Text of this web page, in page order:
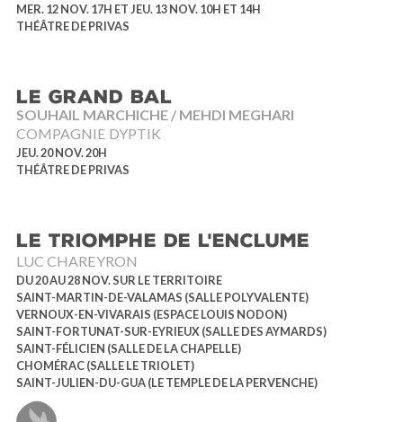
MER. 12 NOV. 17H ET JEU. 13 NOV. 10H ET 14H
THÉÂTRE DE PRIVAS
LE GRAND BAL
SOUHAIL MARCHICHE / MEHDI MEGHARI
COMPAGNIE DYPTIK
JEU. 20 NOV. 20H
THÉÂTRE DE PRIVAS
LE TRIOMPHE DE L'ENCLUME
LUC CHAREYRON
DU 20 AU 28 NOV. SUR LE TERRITOIRE
SAINT-MARTIN-DE-VALAMAS (SALLE POLYVALENTE)
VERNOUX-EN-VIVARAIS (ESPACE LOUIS NODON)
SAINT-FORTUNAT-SUR-EYRIEUX (SALLE DES AYMARDS)
SAINT-FÉLICIEN (SALLE DE LA CHAPELLE)
CHOMÉRAC (SALLE LE TRIOLET)
SAINT-JULIEN-DU-GUA (LE TEMPLE DE LA PERVENCHE)